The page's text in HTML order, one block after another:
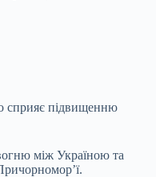
сприяє підвищенню
між Україною та